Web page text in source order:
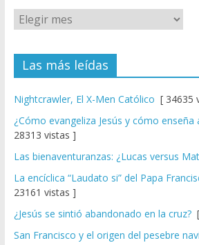
Las más leídas
Nightcrawler, El X-Men Católico [ 34635
¿Cómo evangeliza Jesús y cómo enseña
28313 vistas ]
Las bienaventuranzas: ¿Lucas versus
La encíclica “Laudato si” del Papa
23161 vistas ]
¿Jesús se sintió abandonado en la cruz?[
San Francisco y el origen del pesebre